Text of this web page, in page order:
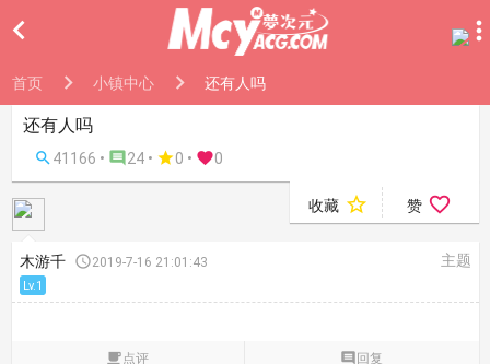

首页 小镇中心 还有人吗
还有人吗
 41166 •  24 • 0 • 0
收藏  赞 
木游千 2019-7-16 21:01:43 主题
Lv.1
点评  回复